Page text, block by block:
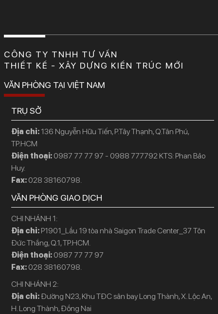
CÔNG TY TNHH TƯ VẤN
THIẾT KẾ - XÂY DỰNG KIẾN TRÚC MỚI
VĂN PHÒNG TẠI VIỆT NAM
TRỤ SỞ
Địa chỉ: 136 Nguyễn Hữu Tiến, P.Tây Thạnh, Q.Tân Phú,
TP.HCM
Điện thoại: 0987 77 77 97 - 0988 777792 KTS: Phan Bảo
Huy.
Fax: 028 38160798.
VĂN PHÒNG GIAO DỊCH
CHI NHÁNH 1:
Địa chỉ: P1901_Lầu 19 tòa nhà Saigon Trade Center_37 Tôn
Đức Thắng, Q.1, TP.HCM.
Điện thoại: 0987 77 77 97
Fax: 028 38160798.
CHI NHÁNH 2:
Địa chỉ:Đường N23, Khu TĐC sân bay Long Thành, X. Lộc An,
H. Long Thành, Đồng Nai